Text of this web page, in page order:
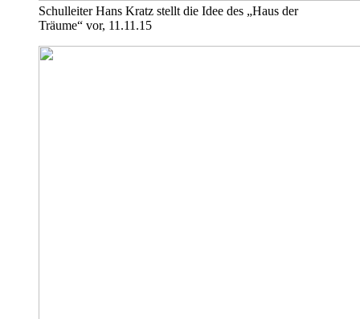
Schulleiter Hans Kratz stellt die Idee des „Haus der
Träume“ vor, 11.11.15